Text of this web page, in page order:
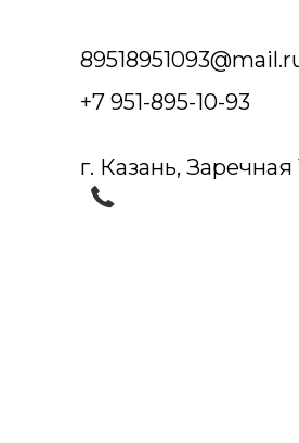
+7 951-895-10-93
г. Казань, Заречная